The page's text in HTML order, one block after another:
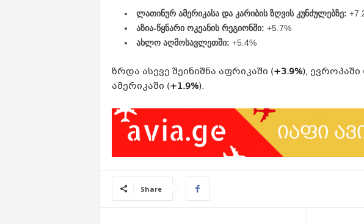
ლათინურ ამერიკასა და კარიბის ზღვის კუნძულებზე:
აზია-წყნარი ოკეანის რეგიონში: +5.7%
ახლო აღმოსავლეთში: +5.4%
ზრდა ასევე შეინიშნა აფრიკაში (+3.9%), ევროპაში
ამერიკაში (+1.9%).
Share